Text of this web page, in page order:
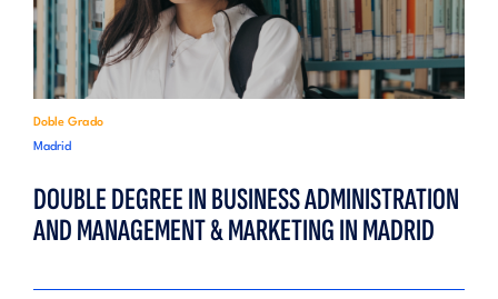
Doble Grado
Madrid
DOUBLE DEGREE IN BUSINESS ADMINISTRATION
AND MANAGEMENT & MARKETING IN MADRID